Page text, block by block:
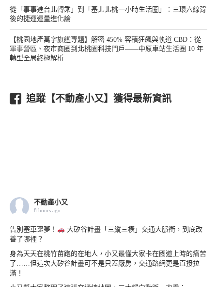
從「事事進台北轉乘」到「基北北桃一小時生活圈」：三環六線背
後的捷運運量進化論
【桃園地產萬字旗艦專題】解密 450% 容積狂飆與軌道 CBD：從
軍事營區、夜市商圈到北桃園科技門戶——中原車站生活圈 10 年
轉型全局終極解析
追蹤【不動產小又】獲得最新資訊
不動產小又
8 hours ago
告別塞車噩夢！
大矽谷計畫「三縱三橫」交通大脈衝，到底改
善了哪裡？
身為天天在桃竹苗跑的在地人，小又最懂大家卡在國道上時的痛苦
了……但這次大矽谷計畫可不是只蓋廠房，交通路網更是直接拉
滿！